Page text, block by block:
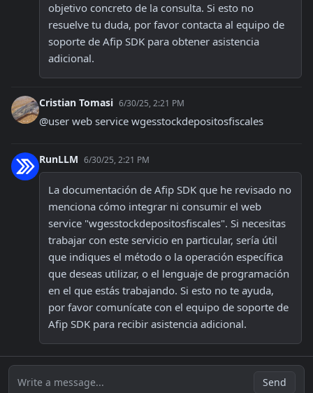
objetivo concreto de la consulta. Si esto no
resuelve tu duda, por favor contacta al equipo de
soporte de Afip SDK para obtener asistencia
adicional.
Cristian Tomasi 6/30/25, 2:21 PM
@user web service wgesstockdepositosfiscales
RunLLM 6/30/25, 2:21 PM
La documentación de Afip SDK que he revisado no
menciona cómo integrar ni consumir el web
service "wgesstockdepositosfiscales". Si necesitas
trabajar con este servicio en particular, sería útil
que indiques el método o la operación específica
que deseas utilizar, o el lenguaje de programación
en el que estás trabajando. Si esto no te ayuda,
por favor comunícate con el equipo de soporte de
Afip SDK para recibir asistencia adicional.
Write a message... Send